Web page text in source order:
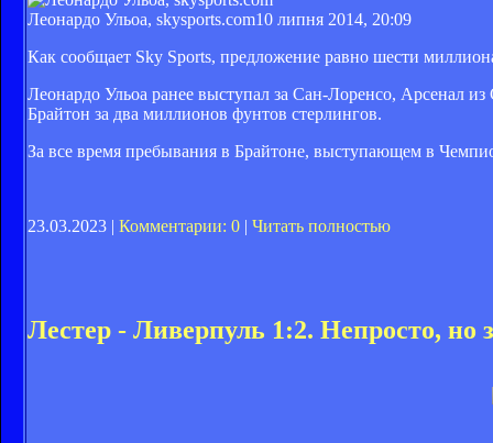
Леонардо Ульоа, skysports.com10 липня 2014, 20:09
Как сообщает Sky Sports, предложение равно шести
Леонардо Ульоа ранее выступал за Сан-Лоренсо, Арсенал
Брайтон за два миллионов фунтов стерлингов.
За все время пребывания в Брайтоне, выступающем в
23.03.2023 | Комментарии: 0 | Читать полностью
Лестер - Ливерпуль 1:2. Непросто, но